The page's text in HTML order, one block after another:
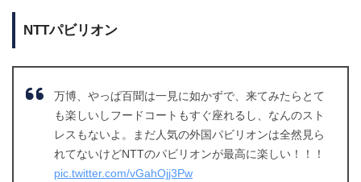
NTTパビリオン
万博、やっぱ百聞は一見に如かずで、来てみたらとて
も楽しいしフードコートもすぐ座れるし、なんのスト
レスもないよ。まだ人気の外国パビリオンは全然見ら
れてないけどNTTのパビリオンが最高に楽しい！！！
pic.twitter.com/vGahOjj3Pw